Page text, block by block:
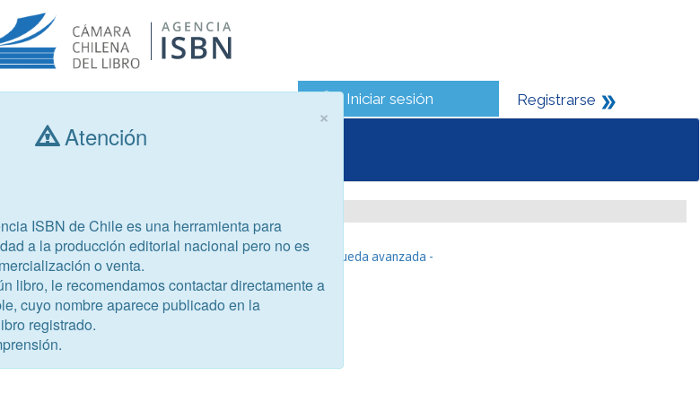
Iniciar sesión Registrarse
Consultar libros
- Búsqueda avanzada -
×
Atención
ISBN de Chile es una herramienta para
a la producción editorial nacional pero no es
o venta.
libro, le recomendamos contactar directamente a
cuyo nombre aparece publicado en la
registrado.